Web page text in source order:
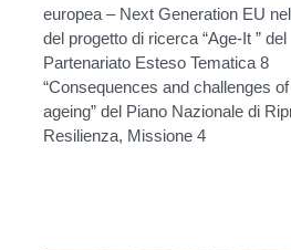
europea – Next Generation EU
del progetto di ricerca “Age-It ” del
Partenariato Esteso Tematica 8
“Consequences and challenges of
ageing” del Piano Nazionale di
Resilienza, Missione 4